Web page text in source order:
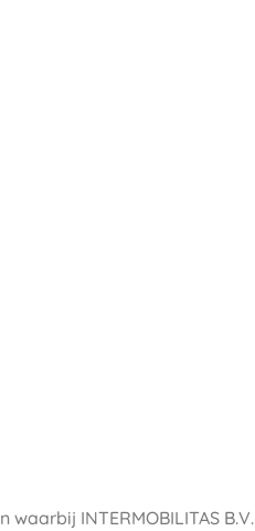
INTERMOBILITAS B.V.